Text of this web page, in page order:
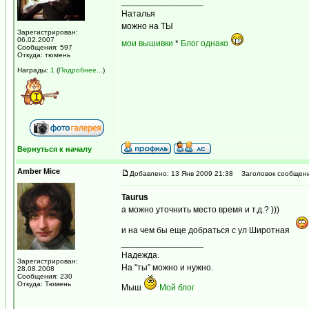
Зарегистрирован:
06.02.2007
Сообщения: 597
Откуда: тюмень
Награды: 1 (Подробнее... )
Наталья
можно на ТЫ
мои вышивки * Блог однако
Вернуться к началу
Amber Mice
Зарегистрирован:
28.08.2008
Сообщения: 230
Откуда: Тюмень
Добавлено: 13 Янв 2009 21:38 Заголовок
Taurus
а можно уточнить место время и т.д.? )))
и на чем бы еще добраться с ул Широтная
Надежда.
На "ты" можно и нужно.
Мыш Мой блог